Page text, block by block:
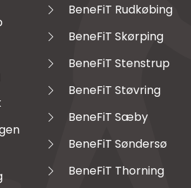
BeneFiT Rudkøbing
BeneFiT Skørping
BeneFiT Stenstrup
BeneFiT Støvring
BeneFiT Sæby
BeneFiT Søndersø
BeneFiT Thorning